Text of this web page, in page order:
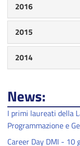
2016
2015
2014
News:
I primi laureati della
Programmazione e
Career Day DMI - 10